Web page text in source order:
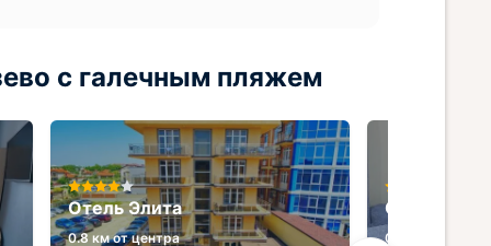
с галечным пляжем
Отель Элита
0.8 км от центра
Отель
0.3 км от